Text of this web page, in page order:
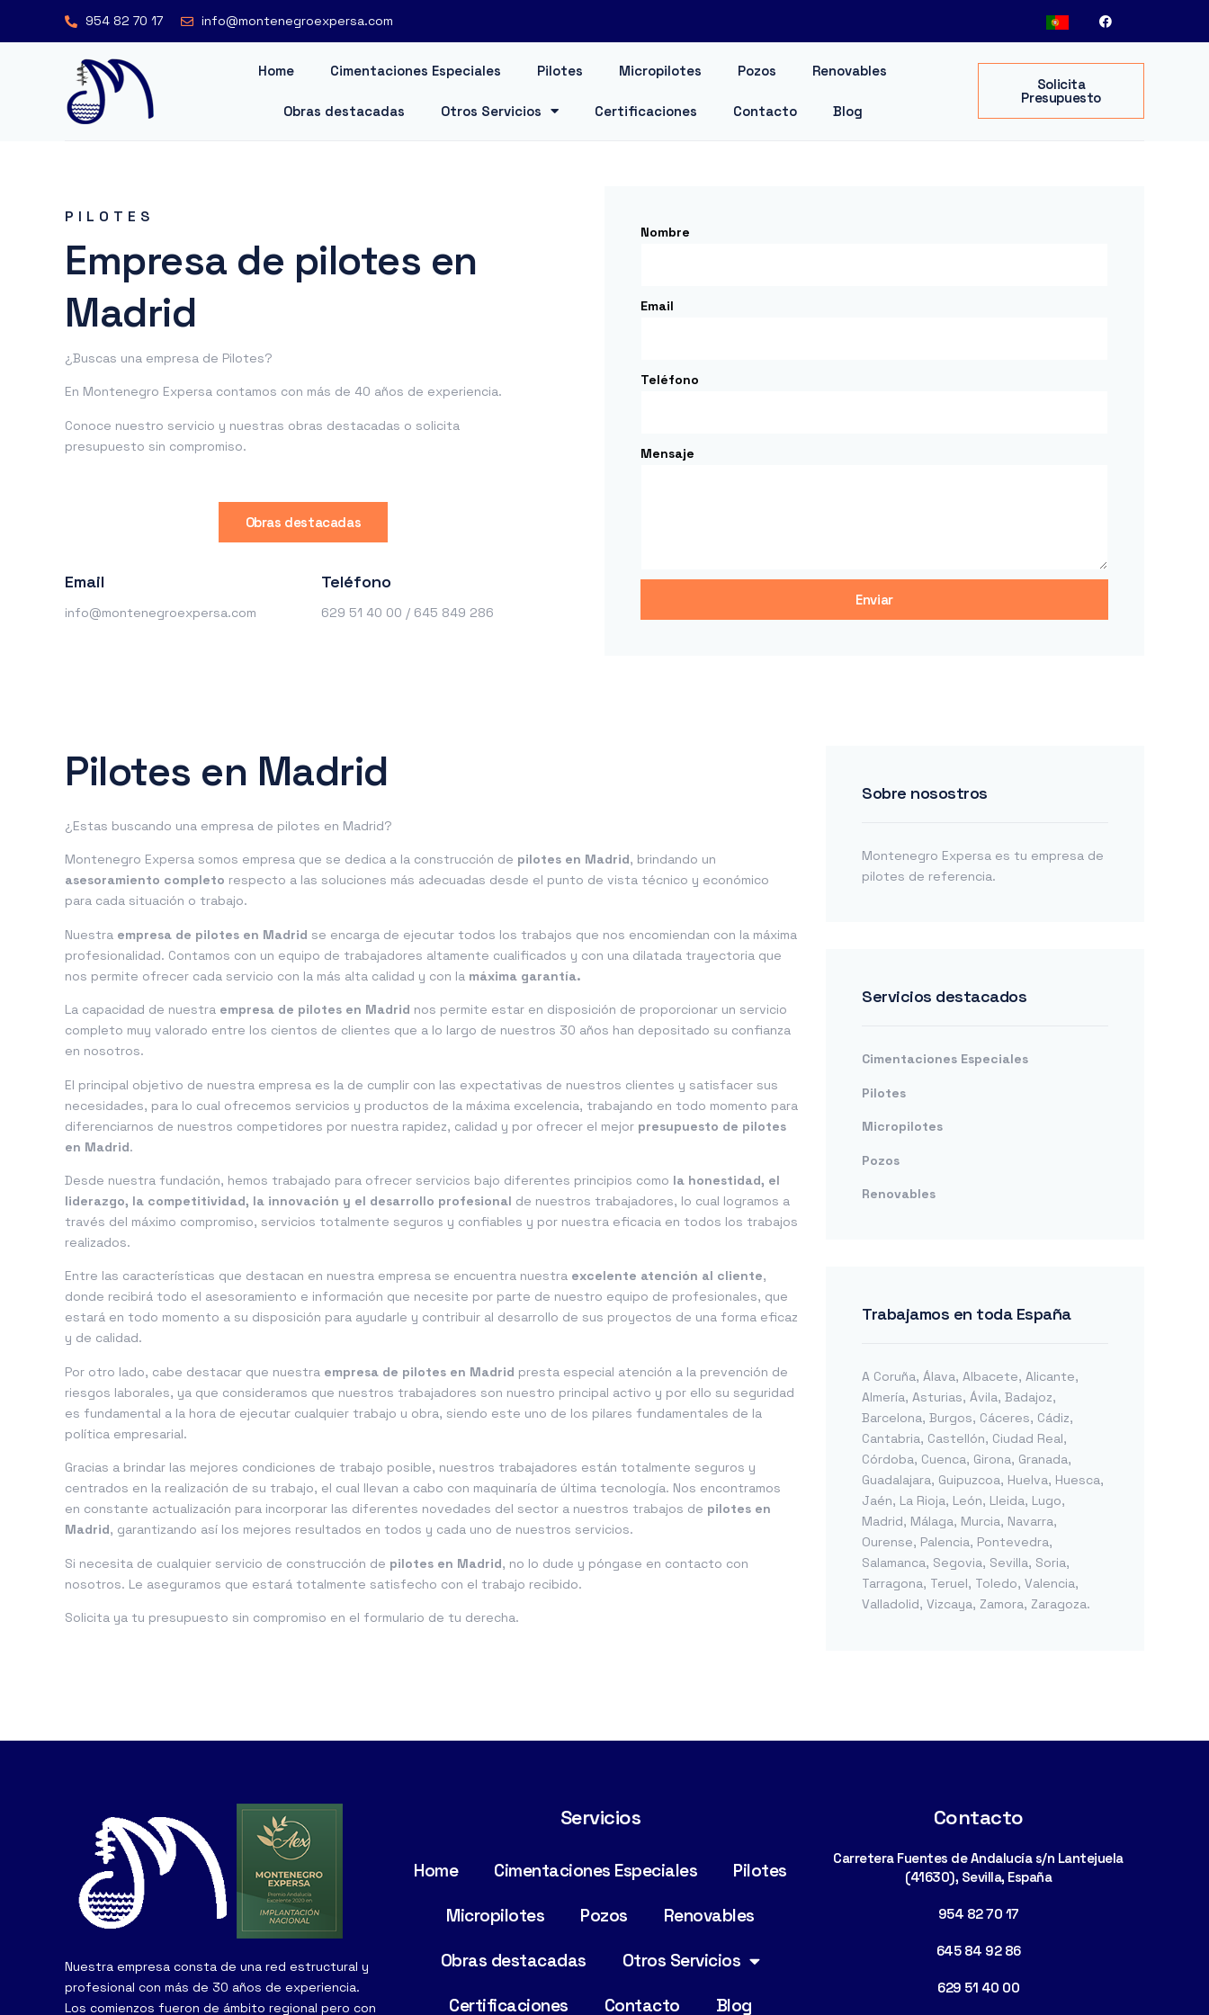
954 82 70 17 info@montenegroexpersa.com
Home Cimentaciones Especiales Pilotes Micropilotes Pozos Renovables
Obras destacadas Otros Servicios Certificaciones Contacto Blog
Solicita
Presupuesto
PILOTES
Empresa de pilotes en
Madrid
¿Buscas una empresa de Pilotes?
En Montenegro Expersa contamos con más de 40 años de experiencia.
Conoce nuestro servicio y nuestras obras destacadas o solicita
presupuesto sin compromiso.
Obras destacadas
Email
info@montenegroexpersa.com
Teléfono
629 51 40 00 / 645 849 286
Nombre
Email
Teléfono
Mensaje
Enviar
Pilotes en Madrid
¿Estas buscando una empresa de pilotes en Madrid?
Montenegro Expersa somos empresa que se dedica a la construcción de pilotes en Madrid, brindando un
asesoramiento completo respecto a las soluciones más adecuadas desde el punto de vista técnico y económico
para cada situación o trabajo.
Nuestra empresa de pilotes en Madrid se encarga de ejecutar todos los trabajos que nos encomiendan con la máxima
profesionalidad. Contamos con un equipo de trabajadores altamente cualificados y con una dilatada trayectoria que
nos permite ofrecer cada servicio con la más alta calidad y con la máxima garantía.
La capacidad de nuestra empresa de pilotes en Madrid nos permite estar en disposición de proporcionar un servicio
completo muy valorado entre los cientos de clientes que a lo largo de nuestros 30 años han depositado su confianza
en nosotros.
El principal objetivo de nuestra empresa es la de cumplir con las expectativas de nuestros clientes y satisfacer sus
necesidades, para lo cual ofrecemos servicios y productos de la máxima excelencia, trabajando en todo momento para
diferenciarnos de nuestros competidores por nuestra rapidez, calidad y por ofrecer el mejor presupuesto de pilotes
en Madrid.
Desde nuestra fundación, hemos trabajado para ofrecer servicios bajo diferentes principios como la honestidad, el
liderazgo, la competitividad, la innovación y el desarrollo profesional de nuestros trabajadores, lo cual logramos a
través del máximo compromiso, servicios totalmente seguros y confiables y por nuestra eficacia en todos los trabajos
realizados.
Entre las características que destacan en nuestra empresa se encuentra nuestra excelente atención al cliente,
donde recibirá todo el asesoramiento e información que necesite por parte de nuestro equipo de profesionales, que
estará en todo momento a su disposición para ayudarle y contribuir al desarrollo de sus proyectos de una forma eficaz
y de calidad.
Por otro lado, cabe destacar que nuestra empresa de pilotes en Madrid presta especial atención a la prevención de
riesgos laborales, ya que consideramos que nuestros trabajadores son nuestro principal activo y por ello su seguridad
es fundamental a la hora de ejecutar cualquier trabajo u obra, siendo este uno de los pilares fundamentales de la
política empresarial.
Gracias a brindar las mejores condiciones de trabajo posible, nuestros trabajadores están totalmente seguros y
centrados en la realización de su trabajo, el cual llevan a cabo con maquinaría de última tecnología. Nos encontramos
en constante actualización para incorporar las diferentes novedades del sector a nuestros trabajos de pilotes en
Madrid, garantizando así los mejores resultados en todos y cada uno de nuestros servicios.
Si necesita de cualquier servicio de construcción de pilotes en Madrid, no lo dude y póngase en contacto con
nosotros. Le aseguramos que estará totalmente satisfecho con el trabajo recibido.
Solicita ya tu presupuesto sin compromiso en el formulario de tu derecha.
Sobre nosostros
Montenegro Expersa es tu empresa de
pilotes de referencia.
Servicios destacados
Cimentaciones Especiales
Pilotes
Micropilotes
Pozos
Renovables
Trabajamos en toda España
A Coruña, Álava, Albacete, Alicante,
Almería, Asturias, Ávila, Badajoz,
Barcelona, Burgos, Cáceres, Cádiz,
Cantabria, Castellón, Ciudad Real,
Córdoba, Cuenca, Girona, Granada,
Guadalajara, Guipuzcoa, Huelva, Huesca,
Jaén, La Rioja, León, Lleida, Lugo,
Madrid, Málaga, Murcia, Navarra,
Ourense, Palencia, Pontevedra,
Salamanca, Segovia, Sevilla, Soria,
Tarragona, Teruel, Toledo, Valencia,
Valladolid, Vizcaya, Zamora, Zaragoza.
Nuestra empresa consta de una red estructural y
profesional con más de 30 años de experiencia.
Los comienzos fueron de ámbito regional pero con
Servicios
Home Cimentaciones Especiales
Pilotes
Micropilotes
Pozos
Renovables
Obras destacadas
Otros Servicios
Certificaciones
Contacto Blog
Contacto
Carretera Fuentes de Andalucía s/n Lantejuela
(41630), Sevilla, España
954 82 70 17
645 84 92 86
629 51 40 00